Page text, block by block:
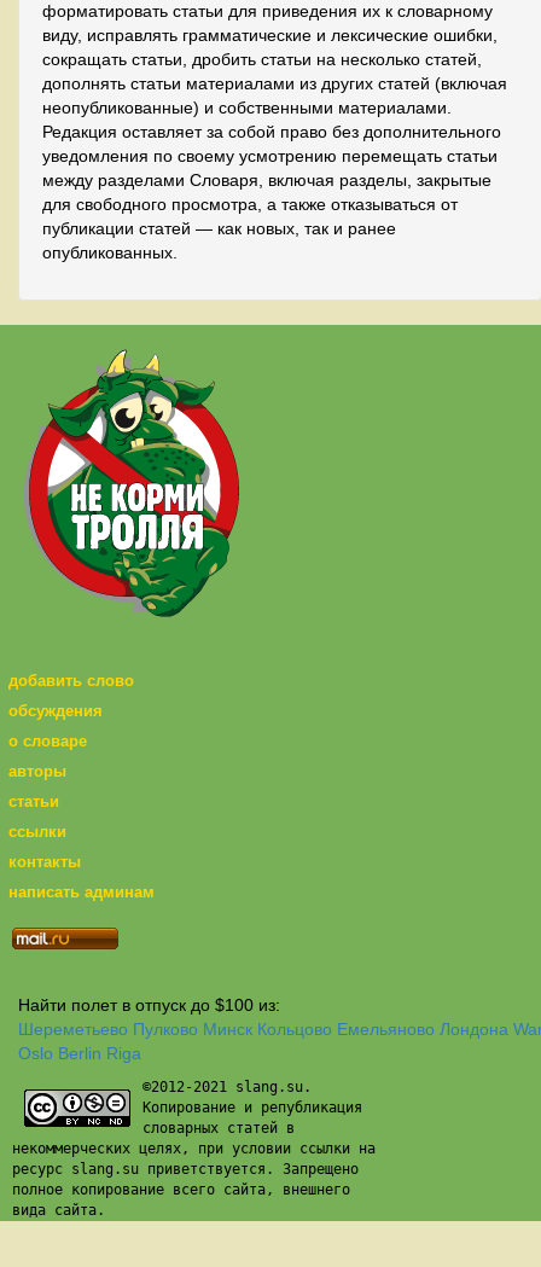
форматировать статьи для приведения их к словарному
виду, исправлять грамматические и лексические ошибки,
сокращать статьи, дробить статьи на несколько статей,
дополнять статьи материалами из других статей (включая
неопубликованные) и собственными материалами.
Редакция оставляет за собой право без дополнительного
уведомления по своему усмотрению перемещать статьи
между разделами Словаря, включая разделы, закрытые
для свободного просмотра, а также отказываться от
публикации статей — как новых, так и ранее
опубликованных.
добавить слово
обсуждения
о словаре
авторы
статьи
ссылки
контакты
написать админам
Найти полет в отпуск до $100 из:
Шереметьево Пулково Минск Кольцово Емельяново Лондона
Oslo Berlin Riga
©2012-2021 slang.su.
Копирование и републикация
словарных статей в
некоммерческих целях, при условии ссылки на
ресурс slang.su приветствуется. Запрещено
полное копирование всего сайта, внешнего
вида сайта.